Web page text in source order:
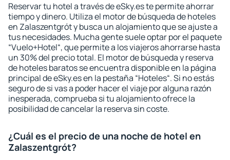
Reservar tu hotel a través de eSky.es te permite ahorrar
tiempo y dinero. Utiliza el motor de búsqueda de hoteles
en Zalaszentgrót y busca un alojamiento que se ajuste a
tus necesidades. Mucha gente suele optar por el paquete
“Vuelo+Hotel“, que permite a los viajeros ahorrarse hasta
un 30% del precio total. El motor de búsqueda y reserva
de hoteles baratos se encuentra disponible en la página
principal de eSky.es en la pestaña “Hoteles“. Si no estás
seguro de si vas a poder hacer el viaje por alguna razón
inesperada, comprueba si tu alojamiento ofrece la
posibilidad de cancelar la reserva sin coste.
¿Cuál es el precio de una noche de hotel en
Zalaszentgrót?